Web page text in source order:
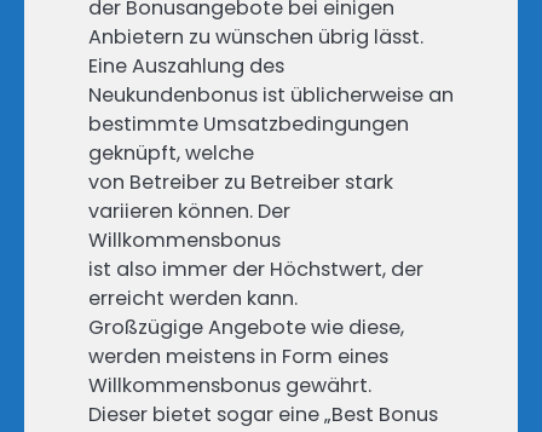
der Bonusangebote bei einigen
Anbietern zu wünschen übrig lässt.
Eine Auszahlung des
Neukundenbonus ist üblicherweise an
bestimmte Umsatzbedingungen
geknüpft, welche
von Betreiber zu Betreiber stark
variieren können. Der
Willkommensbonus
ist also immer der Höchstwert, der
erreicht werden kann.
Großzügige Angebote wie diese,
werden meistens in Form eines
Willkommensbonus gewährt.
Dieser bietet sogar eine „Best Bonus